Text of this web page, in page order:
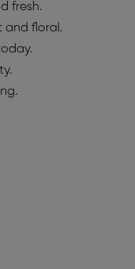
fresh.
and floral.